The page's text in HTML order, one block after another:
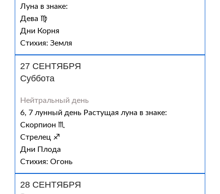
Луна в знаке:
Дева ♍
Дни Корня
Стихия: Земля
27 СЕНТЯБРЯ
Суббота
Нейтральный день
6, 7 лунный день Растущая луна в знаке:
Скорпион ♏
Стрелец ♐
Дни Плода
Стихия: Огонь
28 СЕНТЯБРЯ